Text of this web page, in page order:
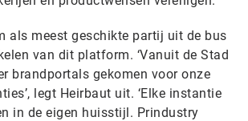
als meest geschikte partij uit de bus
van dit platform. ‘Vanuit de Stad
brandportals gekomen voor onze
legt Heirbaut uit. ‘Elke instantie
in de eigen huisstijl. Prindustry